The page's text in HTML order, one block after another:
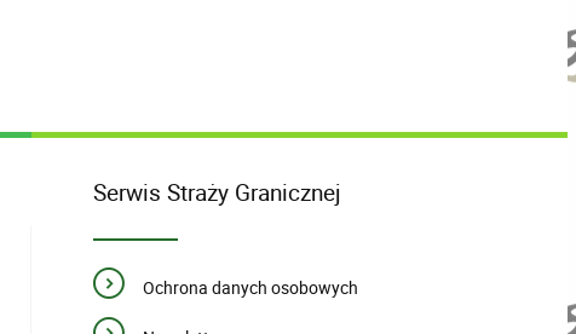
Serwis Straży Granicznej
Ochrona danych osobowych